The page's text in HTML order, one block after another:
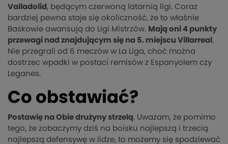
Valladolid , będącym czerwoną latarnią ligi. Coraz
bardziej pewna staje się okoliczność, że to właśnie
Baskowie awansują do Ligi Mistrzów. Mają oni 4 punkty
przewagi nad znajdującym się na 5. miejscu Villarreal .
Nie przegrali od 6 meczów w La Liga, choć można
dostrzec wpadki w postaci remisów z Espanyolem czy
Leganes.
Co obstawiać?
Postawię na Obie drużyny strzelą. Uważam, że pomimo
tego, że zobaczymy dziś na boisku najlepszą i trzecią
najlepszą defensywę w lidze, to możemy się spodziewać